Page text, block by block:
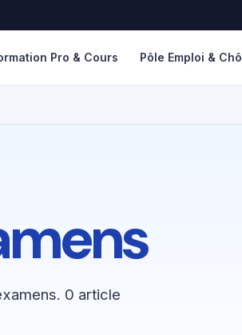
Pro & Cours Pôle Emploi &
0 article